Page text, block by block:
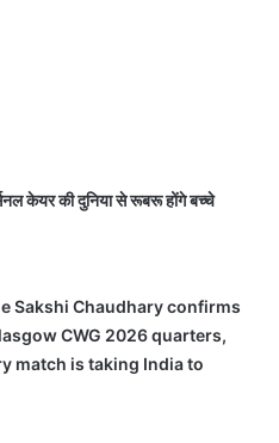
केयर की दुनिया से रूबरू होंगे बच्चे
Sakshi Chaudhary confirms
CWG 2026 quarters,
match is taking India to